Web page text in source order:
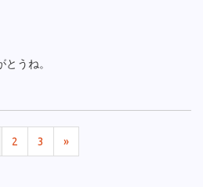
うね。
2 3 »